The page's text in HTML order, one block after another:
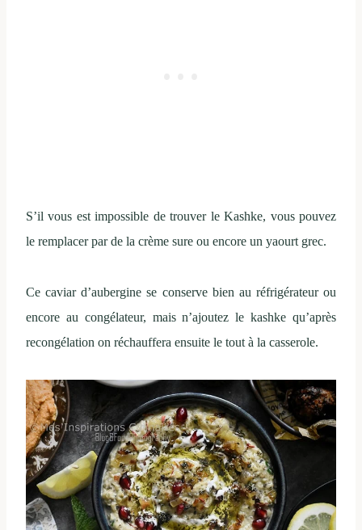
S’il vous est impossible de trouver le Kashke, vous pouvez
le remplacer par de la crème sure ou encore un yaourt grec.
Ce caviar d’aubergine se conserve bien au réfrigérateur ou
encore au congélateur, mais n’ajoutez le kashke qu’après
recongélation on réchauffera ensuite le tout à la casserole.